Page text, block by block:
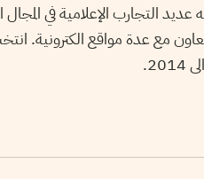
التجارب الإعلامية في
مع عدة مواقع الكترونية.